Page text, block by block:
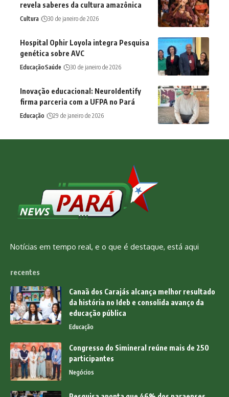
revela saberes da cultura amazônica
Cultura 30 de janeiro de 2026
Hospital Ophir Loyola integra Pesquisa
genética sobre AVC
EducaçãoSaúde 30 de janeiro de 2026
Inovação educacional: NeuroIdentify
firma parceria com a UFPA no Pará
Educação 29 de janeiro de 2026
Notícias em tempo real, e o que é destaque, está aqui
recentes
Canaã dos Carajás alcança melhor resultado
da história no Ideb e consolida avanço da
educação pública
Educação
Congresso do Simineral reúne mais de 250
participantes
Negócios